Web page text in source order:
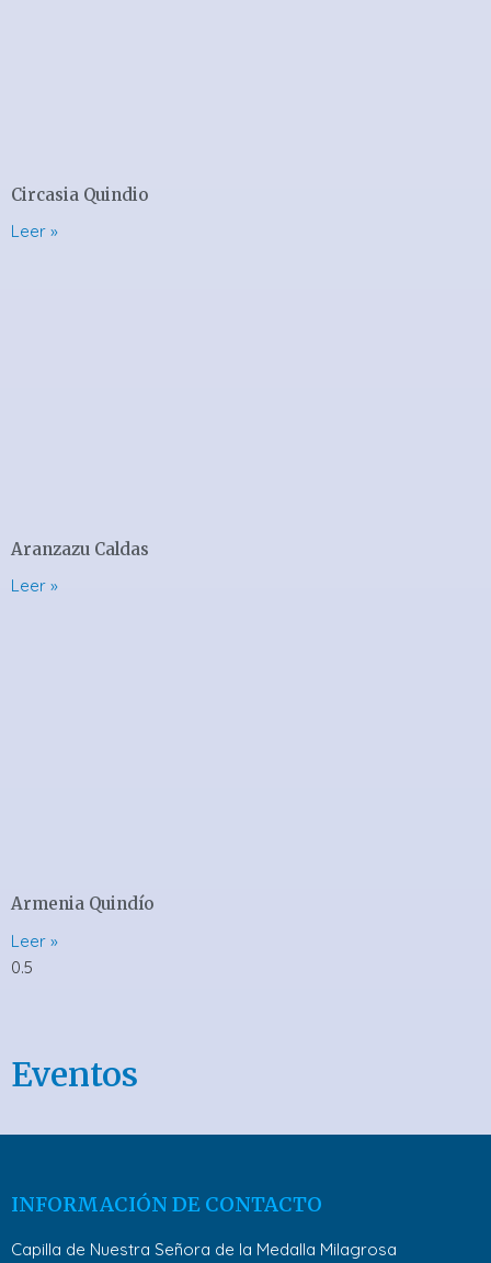
Circasia Quindio
Leer »
Aranzazu Caldas
Leer »
Armenia Quindío
Leer »
Eventos
INFORMACIÓN DE CONTACTO
Capilla de Nuestra Señora de la Medalla Milagrosa